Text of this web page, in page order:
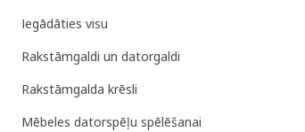
Iegādāties visu
Rakstāmgaldi un datorgaldi
Rakstāmgalda krēsli
Mēbeles datorspēļu spēlēšanai